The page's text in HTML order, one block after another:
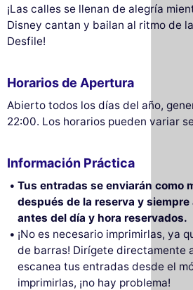
¡Las calles se llenan de alegría
Disney cantan y bailan al ritmo de
Desfile!
Horarios de Apertura
Abierto todos los días del año,
22:00. Los horarios pueden variar
Información Práctica
Tus entradas se enviarán como
después de la reserva y
antes del día y hora reservados.
¡No es necesario imprimirlas, ya
de barras! Dirígete directamente
escanea tus entradas desde el
imprimirlas, ¡no hay problema!